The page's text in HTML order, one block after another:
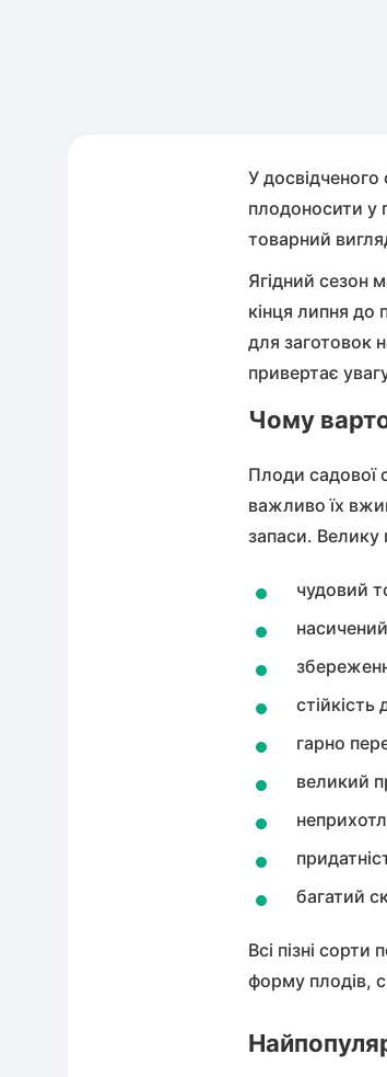
У досвідченого
плодоносити у
товарний
Ягідний сезон
кінця липня до
для заготовок
привертає
Чому варто
Плоди садової
важливо їх
запаси. Велику
чудовий
гарно
великий
багатий
Всі пізні сорти
форму плодів,